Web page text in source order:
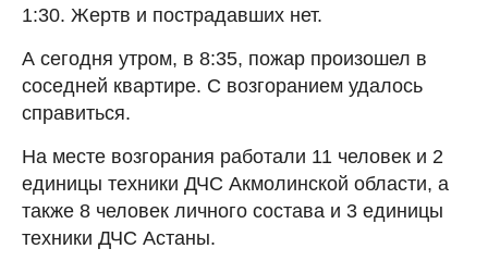
1:30. Жертв и пострадавших нет.
А сегодня утром, в 8:35, пожар произошел в
соседней квартире. С возгоранием удалось
справиться.
На месте возгорания работали 11 человек и 2
единицы техники ДЧС Акмолинской области, а
также 8 человек личного состава и 3 единицы
техники ДЧС Астаны.